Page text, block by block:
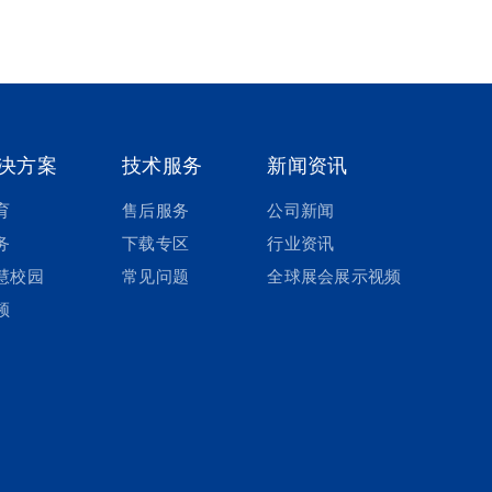
方案
校园
技术服务
售后服务
下载专区
常见问题
新闻资讯
公司新闻
行业资讯
全球展会展示视频